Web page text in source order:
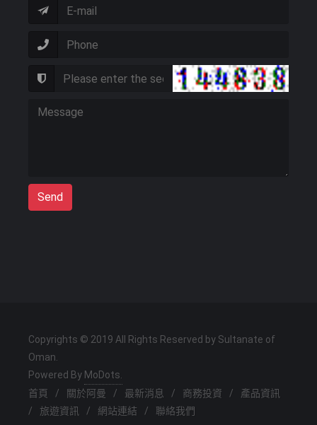
Send
Copyrights © 2019 All Rights Reserved by Sultanate of
Oman.
Powered By MoDots.
首頁
/ 關於阿曼 / 最新消息 / 商務投資 /
產品資訊
/
旅遊資訊 / 網站連結 / 聯絡我們